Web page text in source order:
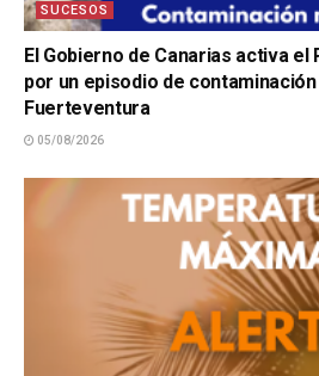
SUCESOS
El Gobierno de Canarias activa el
por un episodio de
Fuerteventura
05/08/2026